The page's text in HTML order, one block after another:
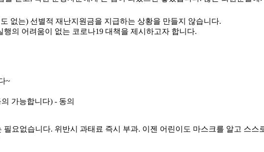
없는) 선별적 재난지원금을 지급하는 상황을 만들지 않습니다.
의 어려움이 없는 코로나19 대책을 제시하고자 합니다.
~
가능합니다) - 동의
요없습니다. 위반시 과태료 즉시 부과. 이젠 어린이도 마스크를 알고 스스